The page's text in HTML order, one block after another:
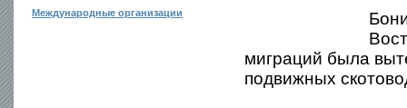
Международные организации
миграций была
подвижных